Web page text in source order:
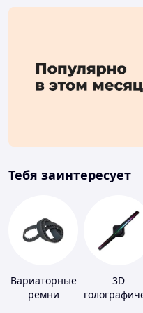
Тебя заинтересует
Вариаторные
ремни
3D